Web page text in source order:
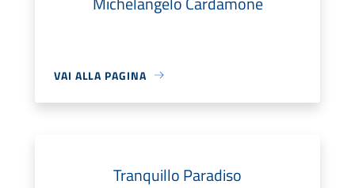
VAI ALLA PAGINA
Tranquillo Paradiso